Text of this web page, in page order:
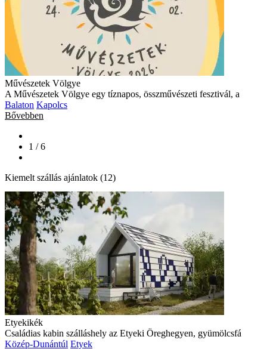
Művészetek Völgye
A Művészetek Völgye egy tíznapos, összművészeti fesztivál, a
Balaton Kapolcs
Bővebben
1 / 6
Kiemelt szállás ajánlatok (12)
Etyekikék
Családias kabin szálláshely az Etyeki Öreghegyen, gyümölcsfá
Közép-Dunántúl Etyek